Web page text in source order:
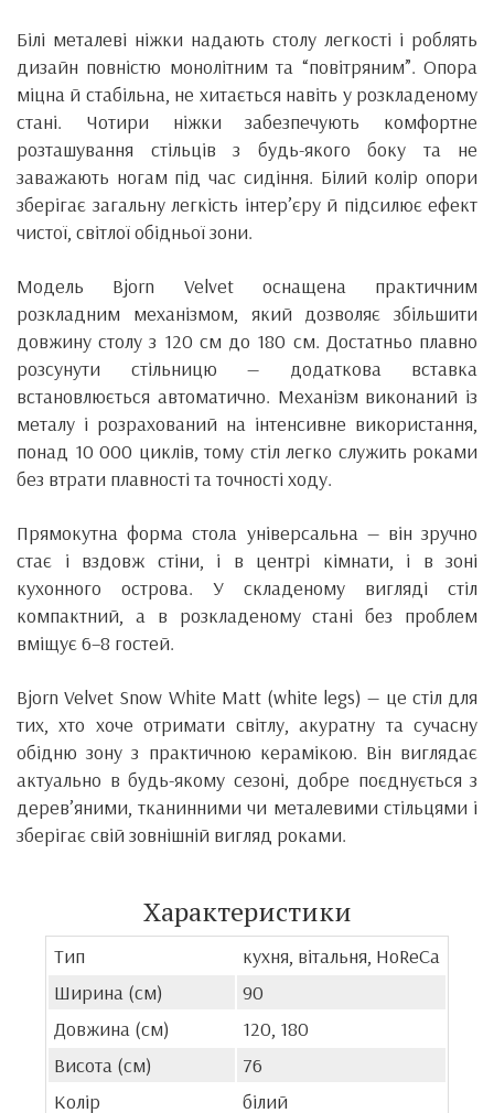
Білі металеві ніжки надають столу легкості і роблять
дизайн повністю монолітним та “повітряним”. Опора
міцна й стабільна, не хитається навіть у розкладеному
стані. Чотири ніжки забезпечують комфортне
розташування стільців з будь-якого боку та не
заважають ногам під час сидіння. Білий колір опори
зберігає загальну легкість інтер’єру й підсилює ефект
чистої, світлої обідньої зони.
Модель Bjorn Velvet оснащена практичним
розкладним механізмом, який дозволяє збільшити
довжину столу з 120 см до 180 см. Достатньо плавно
розсунути стільницю — додаткова вставка
встановлюється автоматично. Механізм виконаний із
металу і розрахований на інтенсивне використання,
понад 10 000 циклів, тому стіл легко служить роками
без втрати плавності та точності ходу.
Прямокутна форма стола універсальна — він зручно
стає і вздовж стіни, і в центрі кімнати, і в зоні
кухонного острова. У складеному вигляді стіл
компактний, а в розкладеному стані без проблем
вміщує 6–8 гостей.
Bjorn Velvet Snow White Matt (white legs) — це стіл для
тих, хто хоче отримати світлу, акуратну та сучасну
обідню зону з практичною керамікою. Він виглядає
актуально в будь-якому сезоні, добре поєднується з
дерев’яними, тканинними чи металевими стільцями і
зберігає свій зовнішній вигляд роками.
Характеристики
Тип
кухня, вітальня, HoReCa
Ширина (см)
90
Довжина (см)
120, 180
Висота (см)
76
Колір
білий